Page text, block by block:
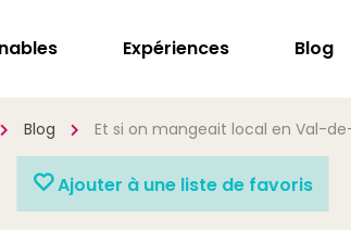
Expériences Blog
Blog Et si on mangeait local en Val-
Ajouter à une liste de favoris